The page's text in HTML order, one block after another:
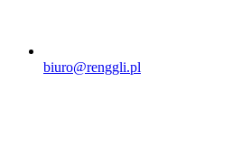
biuro@renggli.pl